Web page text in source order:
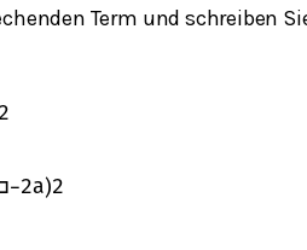
Term und schreiben
2
−2a)2